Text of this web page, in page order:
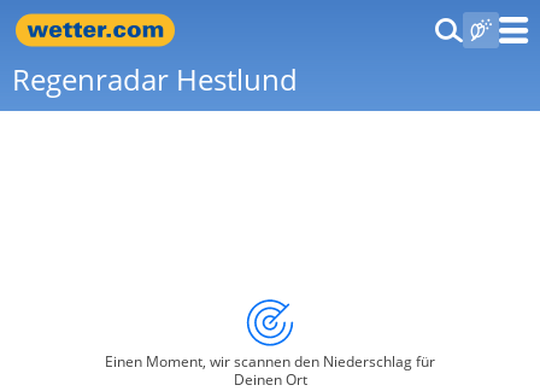
Regenradar Hestlund
Einen Moment, wir scannen den Niederschlag für
Deinen Ort